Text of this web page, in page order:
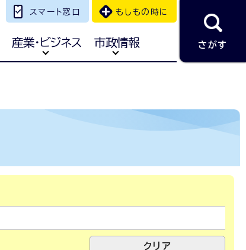
スマート窓口 もしもの時に
産業・ビジネス 市政情報 さがす